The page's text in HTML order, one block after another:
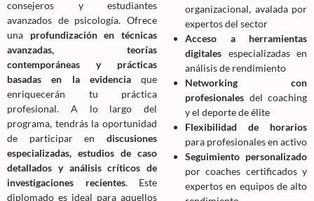
consejeros y estudiantes
avanzados de psicología. Ofrece
una profundización en técnicas
avanzadas, teorías
contemporáneas y prácticas
basadas en la evidenciaque
enriquecerán tu práctica
profesional. A lo largo del
programa, tendrás la oportunidad
de participar en discusiones
especializadas, estudios de caso
detallados y análisis críticos de
investigaciones recientes. Este
diplomado es ideal para aquellos
organizacional, avalada por
expertos del sector
Acceso a herramientas
digitales especializadas en
análisis de rendimiento
Networking con
profesionales del coaching
y el deporte de élite
Flexibilidad de horarios
para profesionales en activo
Seguimiento personalizado
por coaches certificados y
expertos en equipos de alto